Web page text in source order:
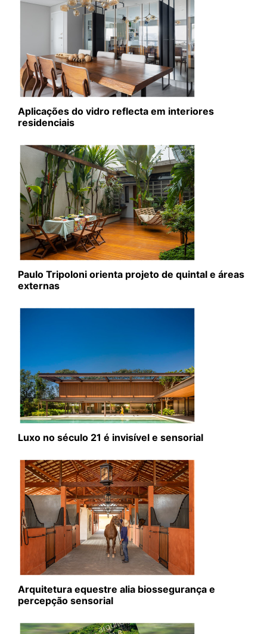
Aplicações do vidro reflecta em interiores
residenciais
Paulo Tripoloni orienta projeto de quintal e áreas
externas
Luxo no século 21 é invisível e sensorial
Arquitetura equestre alia biossegurança e
percepção sensorial